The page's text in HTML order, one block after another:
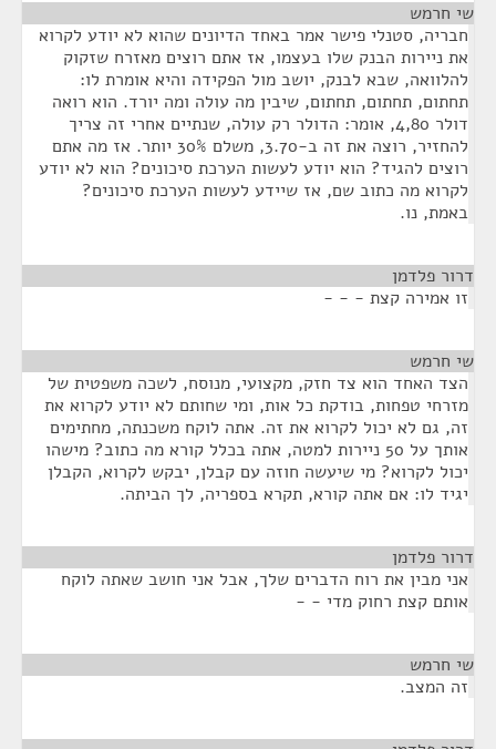
שי חרמש
חבריה, סטנלי פישר אמר באחד הדיונים שהוא לא יודע לקרוא
את ניירות הבנק שלו בעצמו, אז אתם רוצים מאזרח שזקוק
להלוואה, שבא לבנק, יושב מול הפקידה והיא אומרת לו:
תחתום, תחתום, תחתום, שיבין מה עולה ומה יורד. הוא רואה
דולר 4,80, אומר: הדולר רק עולה, שנתיים אחרי זה צריך
להחזיר, רוצה את זה ב-3.70, משלם 30% יותר. אז מה אתם
רוצים להגיד? הוא יודע לעשות הערכת סיכונים? הוא לא יודע
לקרוא מה כתוב שם, אז שיידע לעשות הערכת סיכונים?
באמת, נו.
דרור פלדמן
זו אמירה קצת - - -
שי חרמש
הצד האחד הוא צד חזק, מקצועי, מנוסח, לשכה משפטית של
מזרחי טפחות, בודקת כל אות, ומי שחותם לא יודע לקרוא את
זה, גם לא יכול לקרוא את זה. אתה לוקח משכנתה, מחתימים
אותך על 50 ניירות למטה, אתה בכלל קורא מה כתוב? מישהו
יכול לקרוא? מי שיעשה חוזה עם קבלן, יבקש לקרוא, הקבלן
יגיד לו: אם אתה קורא, תקרא בספריה, לך הביתה.
דרור פלדמן
אני מבין את רוח הדברים שלך, אבל אני חושב שאתה לוקח
אותם קצת רחוק מדי - -
שי חרמש
זה המצב.